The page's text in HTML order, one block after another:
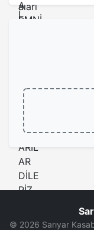
© 2026 Sarıyar